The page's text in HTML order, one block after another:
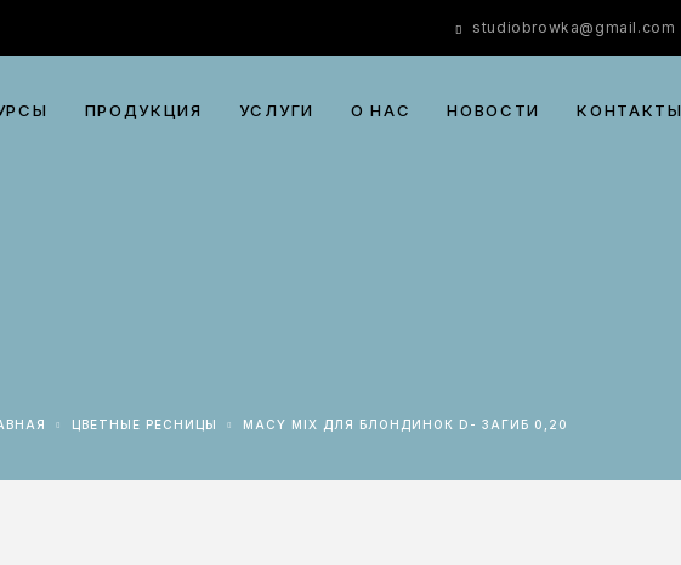
studiobrowka@gmail.com
ПРОДУКЦИЯ УСЛУГИ О НАС НОВОСТИ КОНТАКТЫ
ЦВЕТНЫЕ РЕСНИЦЫ MACY MIX ДЛЯ БЛОНДИНОК D- ЗАГИБ 0,20